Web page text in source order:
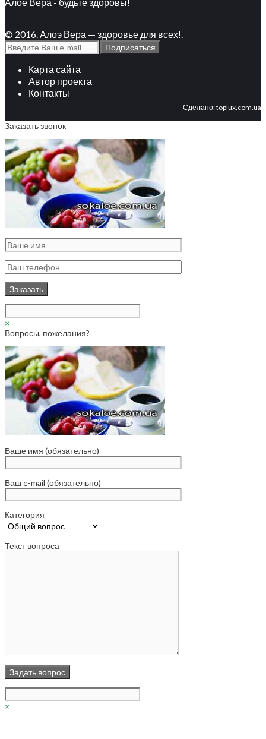
© 2016. Алоэ Вера — здоровье для всех!.
Карта сайта
Автор проекта
Контакты
Сделано:toplux.com.ua
Заказать звонок
×
Вопросы, пожелания?
Ваше имя (обязательно)
Ваш e-mail (обязательно)
Категория
Текст вопроса
×